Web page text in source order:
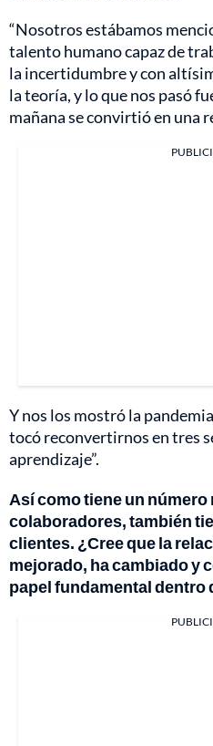
“Nosotros estábamos
talento humano capaz de
la incertidumbre y con
la teoría, y lo que nos pasó
mañana se convirtió en una
Y nos los mostró la
tocó reconvertirnos en tres
aprendizaje”.
Así como tiene un
colaboradores, también
clientes. ¿Cree que la
mejorado, ha cambiado y
papel fundamental dentro